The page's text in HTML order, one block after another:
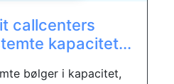
callcenters
kapacitet...
bølger i kapacitet,